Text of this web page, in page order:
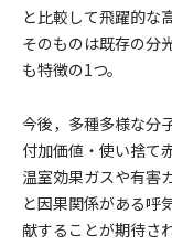
と比較して飛躍的な
そのものは既存の分
も特徴の1つ。
今後，多種多様な分
付加価値・使い捨て
温室効果ガスや有害
と因果関係がある呼
献することが期待さ